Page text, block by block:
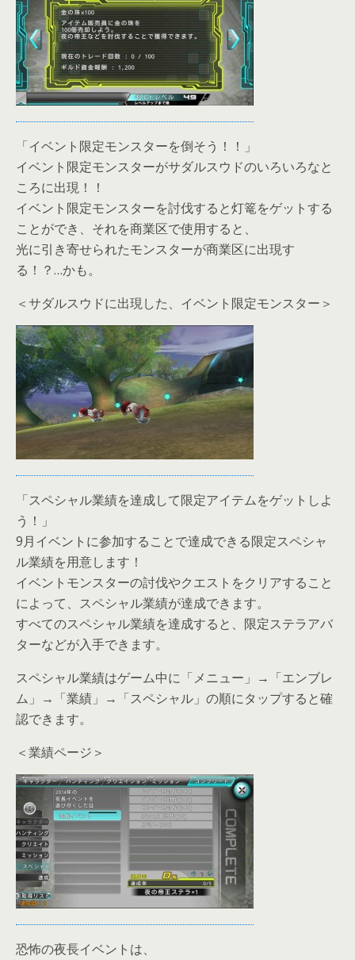
「イベント限定モンスターを倒そう！！」
イベント限定モンスターがサダルスウドのいろいろなと
ころに出現！！
イベント限定モンスターを討伐すると灯篭をゲットする
ことができ、それを商業区で使用すると、
光に引き寄せられたモンスターが商業区に出現す
る！？…かも。
＜サダルスウドに出現した、イベント限定モンスター＞
「スペシャル業績を達成して限定アイテムをゲットしよ
う！」
9月イベントに参加することで達成できる限定スペシャ
ル業績を用意します！
イベントモンスターの討伐やクエストをクリアすること
によって、スペシャル業績が達成できます。
すべてのスペシャル業績を達成すると、限定ステラアバ
ターなどが入手できます。
スペシャル業績はゲーム中に「メニュー」→「エンブレ
ム」→「業績」→「スペシャル」の順にタップすると確
認できます。
＜業績ページ＞
恐怖の夜長イベントは、